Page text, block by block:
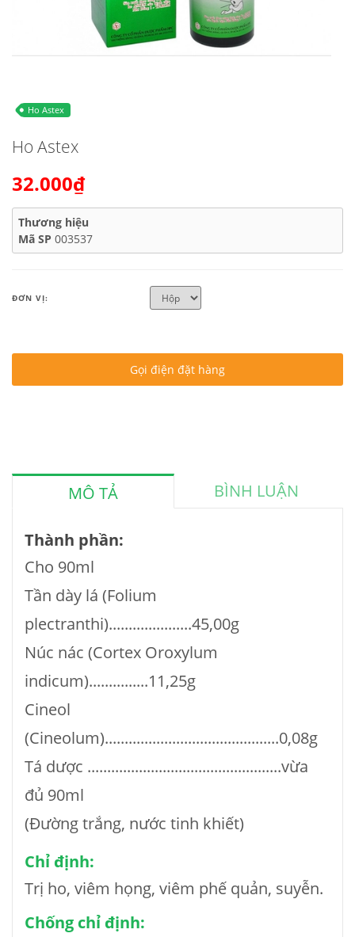
Ho Astex
Ho Astex
32.000₫
Thương hiệu
Mã SP 003537
ĐƠN VỊ:
Gọi điện đặt hàng
MÔ TẢ BÌNH LUẬN
Thành phần:
Cho 90ml
Tần dày lá (Folium
plectranthi).....................45,00g
Núc nác (Cortex Oroxylum
indicum)...............11,25g
Cineol
(Cineolum)............................................0,08g
Tá dược .................................................vừa
đủ 90ml
(Đường trắng, nước tinh khiết)
Chỉ định:
Trị ho, viêm họng, viêm phế quản, suyễn.
Chống chỉ định: